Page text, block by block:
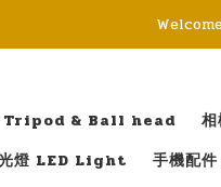
Tripod & Ball head
燈 LED Light 手機配